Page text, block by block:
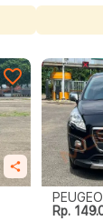
PEUGEOT
HITAM
Rp.